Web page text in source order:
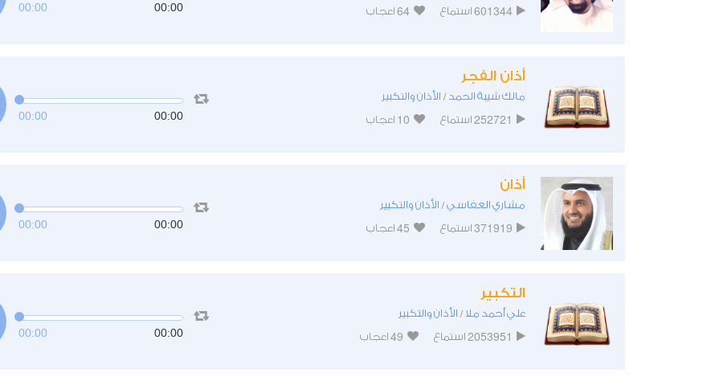
601344 استماع 64 اعجاب 00:00 00:00
أذان الفجر
مالك شيبة الحمد / الأذان والتكبير
252721 استماع 10 اعجاب 00:00 00:00
أذان
مشاري العفاسي/ الأذان والتكبير
371919 استماع 45 اعجاب 00:00 00:00
التكبير
علي أحمد ملا / الأذان والتكبير
2053951 استماع 49 اعجاب 00:00 00:00